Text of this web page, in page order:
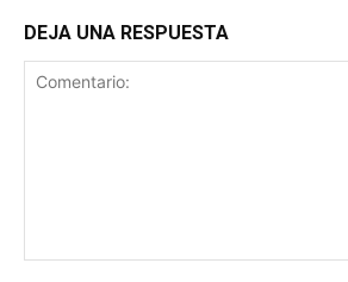
DEJA UNA RESPUESTA